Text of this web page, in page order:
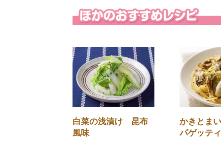
白菜の浅漬け 昆布
風味
かきとま
パゲッテ